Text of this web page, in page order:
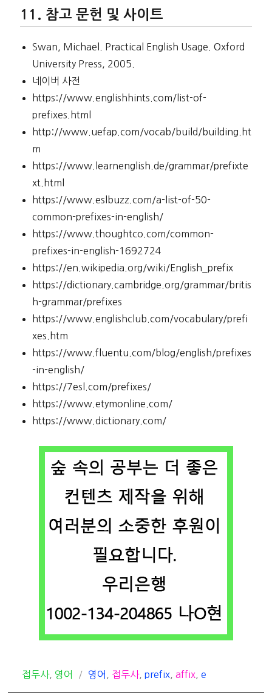
참고 문헌 및 사이트
Swan, Michael. Practical English Usage. Oxford
University Press, 2005.
네이버 사전
https://www.englishhints.com/list-of-
prefixes.html
http://www.uefap.com/vocab/build/building.ht
m
https://www.learnenglish.de/grammar/prefixte
xt.html
https://www.eslbuzz.com/a-list-of-50-
common-prefixes-in-english/
https://www.thoughtco.com/common-
prefixes-in-english-1692724
https://en.wikipedia.org/wiki/English_prefix
https://dictionary.cambridge.org/grammar/britis
h-grammar/prefixes
https://www.englishclub.com/vocabulary/prefi
xes.htm
https://www.fluentu.com/blog/english/prefixes
-in-english/
https://7esl.com/prefixes/
https://www.etymonline.com/
https://www.dictionary.com/
카
접두사, 영어
태
영어 접두사, prefix, affix, e